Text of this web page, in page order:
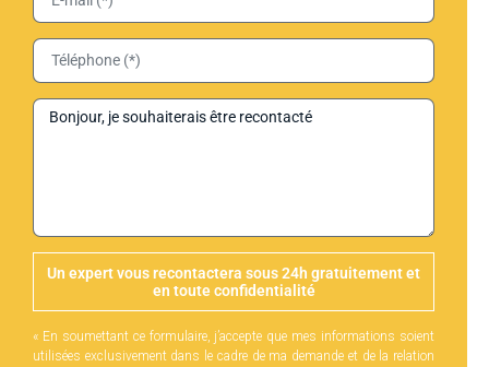
Un expert vous recontactera sous 24h gratuitement et
en toute confidentialité
« En soumettant ce formulaire, j’accepte que mes informations soient
utilisées exclusivement dans le cadre de ma demande et de la relation